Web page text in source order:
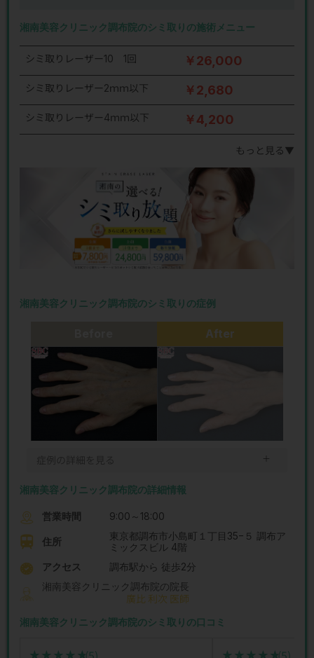
湘南美容クリニック調布院のシミ取りの施術メニュー
シミ取りレーザー10 1回 ￥26,000
シミ取りレーザー2ｍｍ以下 ￥2,680
シミ取りレーザー4ｍｍ以下 ￥4,200
もっと見る▼
湘南美容クリニック調布院のシミ取りの症例
After
＋
湘南美容クリニック調布院の詳細情報
営業時間 9:00～18:00
住所
東京都調布市小島町１丁目35−５ 調布ア
ミックスビル 4階
アクセス
調布駅から 徒歩2分
湘南美容クリニック調布院の院長
廣比 利次 医師
湘南美容クリニック調布院のシミ取りの口コミ
★★★★★
★★★★★ ★★★★★
★★★★★